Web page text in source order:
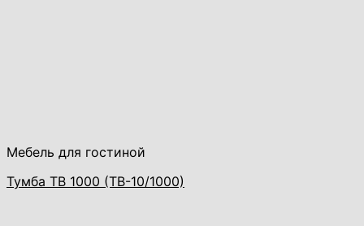
Мебель для гостиной
Тумба ТВ 1000 (ТВ-10/1000)